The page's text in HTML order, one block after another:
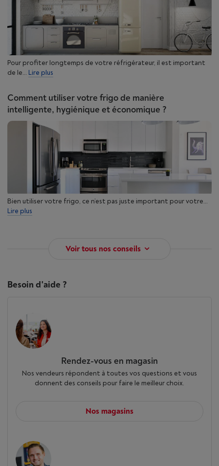
Pour profiter longtemps de votre réfrigérateur, il est important
de le... Lire plus
Comment utiliser votre frigo de manière
intelligente, hygiénique et économique ?
Bien utiliser votre frigo, ce n’est pas juste important pour votre...
Lire plus
Voir tous nos conseils
Besoin d'aide ?
Rendez-vous en magasin
Nos vendeurs répondent à toutes vos questions et vous
donnent des conseils pour faire le meilleur choix.
Nos magasins